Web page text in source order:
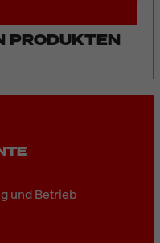
PRODUKTEN
und Betrieb